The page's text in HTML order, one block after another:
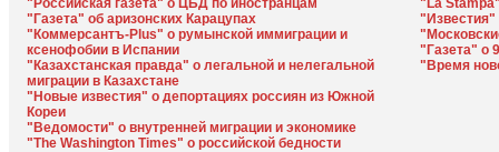
"Российская газета" о ЦБД по иностранцам
"Газета" об аризонских Карацупах
"Коммерсантъ-Plus" о румынской иммиграции и
ксенофобии в Испании
"Казахстанская правда" о легальной и нелегальной
миграции в Казахстане
"Новые известия" о депортациях россиян из Южной
Кореи
"Ведомости" о внутренней миграции и экономике
"The Washington Times" о российской бедности
"La
"Известия"
"Газета" о
"Время